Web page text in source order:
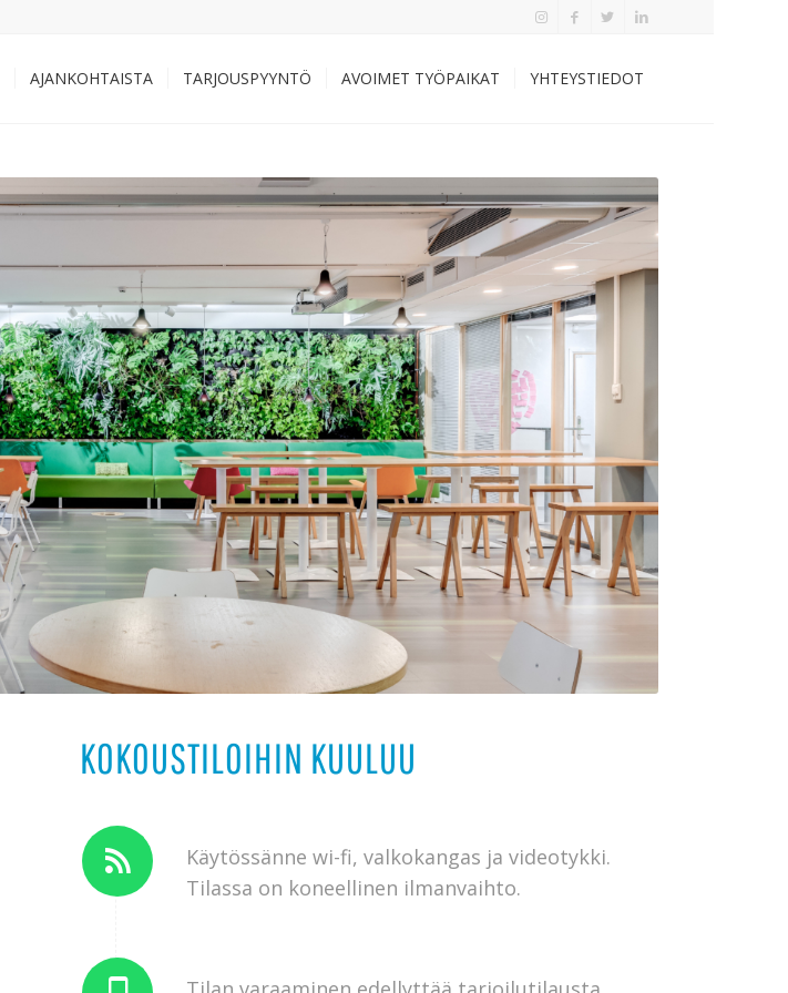
AJANKOHTAISTA TARJOUSPYYNTÖ AVOIMET TYÖPAIKAT YHTEYSTIEDOT
KOKOUSTILOIHIN KUULUU
Käytössänne wi-fi, valkokangas ja videotykki.
Tilassa on koneellinen ilmanvaihto.